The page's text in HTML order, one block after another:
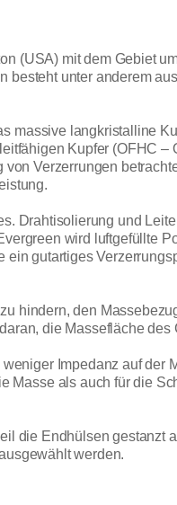
(USA) mit dem Gebiet
besteht unter anderem
massive langkristalline
Kupfer (OFHC –
Verzerrungen
Drahtisolierung und
wird luftgefüllte
gutartiges
hindern, den
die Massefläche des
Impedanz auf der
als auch für die
die Endhülsen gestanzt
werden.